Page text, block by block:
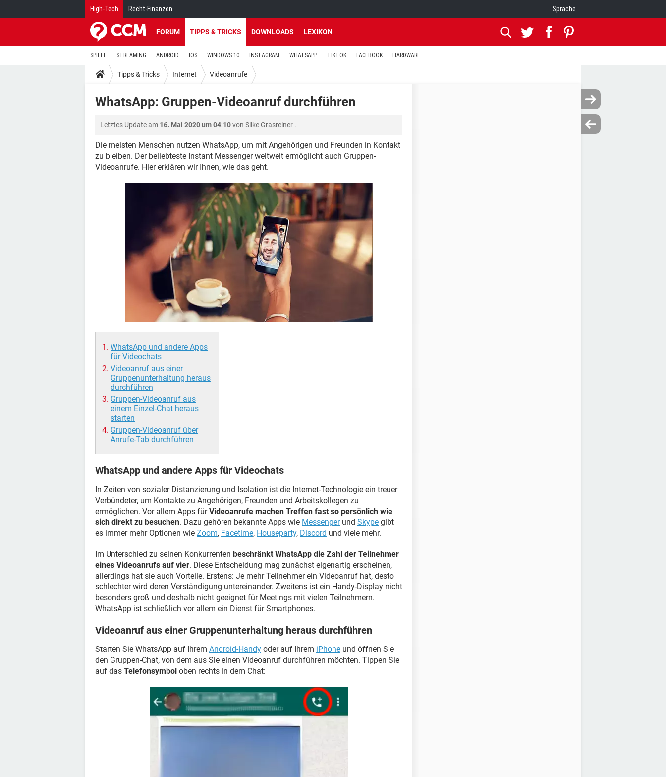
High-Tech Recht-Finanzen Sprache
FORUM TIPPS & TRICKS DOWNLOADS LEXIKON
SPIELE STREAMING ANDROID IOS WINDOWS 10 INSTAGRAM WHATSAPP TIKTOK FACEBOOK HARDWARE
Tipps & Tricks Internet Videoanrufe
WhatsApp: Gruppen-Videoanruf durchführen
Letztes Update am 16. Mai 2020 um 04:10von Silke Grasreiner .
Die meisten Menschen nutzen WhatsApp, um mit Angehörigen und Freunden in Kontakt
zu bleiben. Der beliebteste Instant Messenger weltweit ermöglicht auch Gruppen-
Videoanrufe. Hier erklären wir Ihnen, wie das geht.
WhatsApp und andere Apps
für Videochats
Videoanruf aus einer
Gruppenunterhaltung heraus
durchführen
Gruppen-Videoanruf aus
einem Einzel-Chat heraus
starten
Gruppen-Videoanruf über
Anrufe-Tab durchführen
WhatsApp und andere Apps für Videochats
In Zeiten von sozialer Distanzierung und Isolation ist die Internet-Technologie ein treuer
Verbündeter, um Kontakte zu Angehörigen, Freunden und Arbeitskollegen zu
ermöglichen. Vor allem Apps fürVideoanrufe machen Treffen fast so persönlich wie
sich direkt zu besuchen. Dazu gehören bekannte Apps wie Messengerund Skype gibt
es immer mehr Optionen wie Zoom, Facetime, Houseparty, Discord und viele mehr.
Im Unterschied zu seinen Konkurrenten beschränkt WhatsApp die Zahl der Teilnehmer
eines Videoanrufs auf vier. Diese Entscheidung mag zunächst eigenartig erscheinen,
allerdings hat sie auch Vorteile. Erstens: Je mehr Teilnehmer ein Videoanruf hat, desto
schlechter wird deren Verständigung untereinander. Zweitens ist ein Handy-Display nicht
besonders groß und deshalb nicht geeignet für Meetings mit vielen Teilnehmern.
WhatsApp ist schließlich vor allem ein Dienst für Smartphones.
Videoanruf aus einer Gruppenunterhaltung heraus durchführen
Starten Sie WhatsApp auf Ihrem Android-Handy oder auf Ihrem iPhone und öffnen Sie
den Gruppen-Chat, von dem aus Sie einen Videoanruf durchführen möchten. Tippen Sie
auf das Telefonsymbol oben rechts in dem Chat: